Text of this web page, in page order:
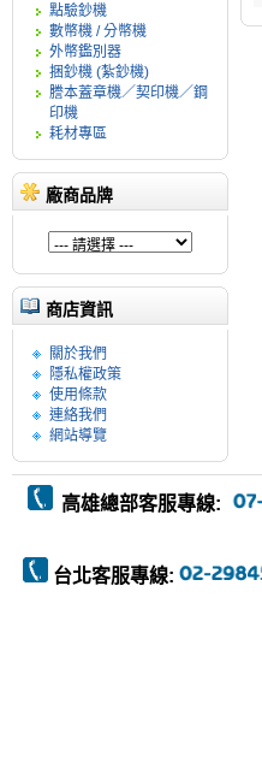
點驗鈔機
數幣機 / 分幣機
外幣鑑別器
捆鈔機 (紮鈔機)
謄本蓋章機／契印機／鋼
印機
耗材專區
廠商品牌
商店資訊
關於我們
隱私權政策
使用條款
連絡我們
網站導覽
高雄總部客服專線:
台北客服專線: